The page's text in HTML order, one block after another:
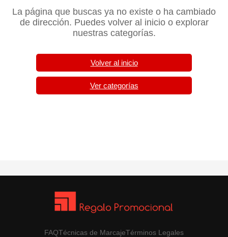
La página que buscas ya no existe o ha cambiado
de dirección. Puedes volver al inicio o explorar
nuestras categorías.
Volver al inicio
Ver categorías
FAQTécnicas de MarcajeTérminos Legales